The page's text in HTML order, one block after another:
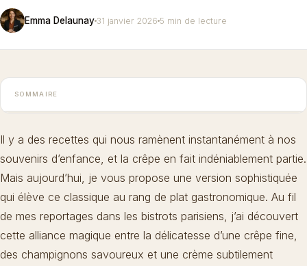
Emma Delaunay 31 janvier 2026 5 min de lecture
SOMMAIRE
Il y a des recettes qui nous ramènent instantanément à nos
souvenirs d’enfance, et la crêpe en fait indéniablement partie.
Mais aujourd’hui, je vous propose une version sophistiquée
qui élève ce classique au rang de plat gastronomique. Au fil
de mes reportages dans les bistrots parisiens, j’ai découvert
cette alliance magique entre la délicatesse d’une crêpe fine,
des champignons savoureux et une crème subtilement